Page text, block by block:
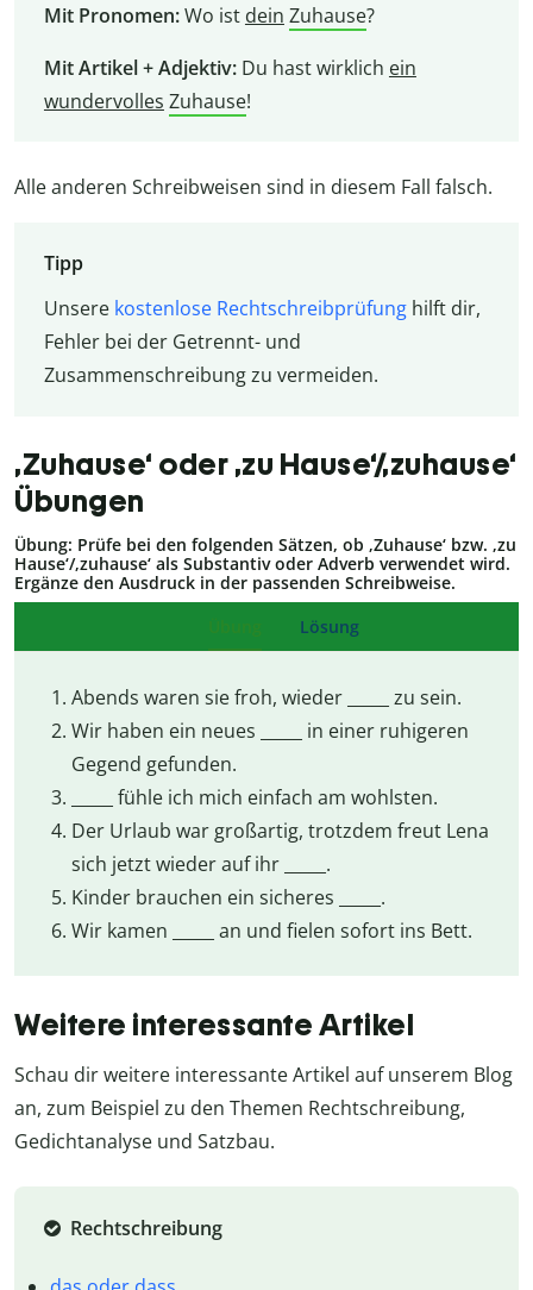
Mit Pronomen:Wo ist dein Zuhause?
Mit Artikel + Adjektiv:Du hast wirklich ein
wundervolles Zuhause!
Alle anderen Schreibweisen sind in diesem Fall falsch.
Tipp
Unsere kostenlose Rechtschreibprüfunghilft dir,
Fehler bei der Getrennt- und
Zusammenschreibung zu vermeiden.
‚Zuhause‘ oder ‚zu Hause‘/‚zuhause‘
Übungen
Übung: Prüfe bei den folgenden Sätzen, ob ‚Zuhause‘ bzw. ‚zu
Hause‘/‚zuhause‘ als Substantiv oder Adverb verwendet wird.
Ergänze den Ausdruck in der passenden Schreibweise.
Lösung
Abends waren sie froh, wieder _____ zu sein.
Wir haben ein neues _____ in einer ruhigeren
Gegend gefunden.
_____ fühle ich mich einfach am wohlsten.
Der Urlaub war großartig, trotzdem freut Lena
sich jetzt wieder auf ihr _____.
Kinder brauchen ein sicheres _____.
Wir kamen _____ an und fielen sofort ins Bett.
Weitere interessante Artikel
Schau dir weitere interessante Artikel auf unserem Blog
an, zum Beispiel zu den Themen Rechtschreibung,
Gedichtanalyse und Satzbau.
Rechtschreibung